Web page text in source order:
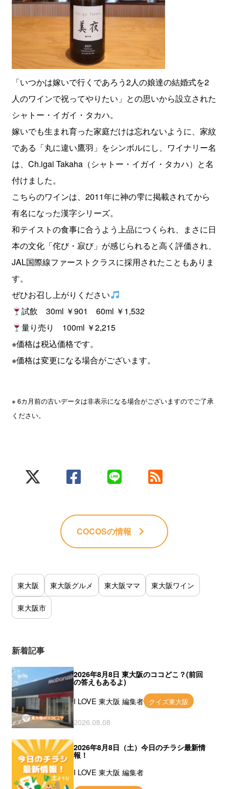
「いつかは嫁いで行くであろう2人の娘達の結婚式を2
人のワインで祝ってやりたい」との思いから設立された
シャトー・イガイ・タカハ。
嫁いでも生まれ育った家庭だけは忘れないように、家紋
である「丸に違い鷹羽」をシンボルにし、ワイナリー名
は、Ch.igai Takaha（シャトー・イガイ・タカハ）と名
付けました。
こちらのワインは、2011年に神の雫に掲載されてから
有名になった漢字シリーズ。
和テイストの食事に合うよう上品につくられ、まさに日
本の文化「侘び・寂び」が感じられると高く評価され、
JAL国際線ファーストクラスに採用されたこともありま
す。
ぜひお召し上がりください
試飲 30ml ￥901 60ml ￥1,532
量り売り 100ml ￥2,215
※価格は税込価格です。
※価格は変更になる場合がございます。
※ 6カ月前の古いデータは非表示になる場合がございますのでご了承
ください。
COCOSの情報
東大阪 東大阪グルメ 東大阪ママ 東大阪ワイン
東大阪市
新着記事
2026年8月8日 東大阪のココどこ？(前回
の答えもあるよ)
I LOVE 東大阪 編集者 クイズ東大阪
2026.08.08
2026年8月8日（土）今日のチラシ最新情
報！
I LOVE 東大阪 編集者